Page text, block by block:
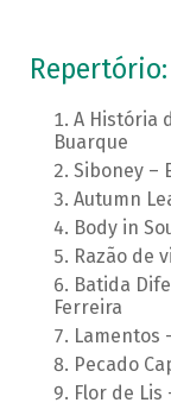
Repertório:
A História
Buarque
Siboney –
Autumn
Body in
Razão de
Batida
Ferreira
Lamentos
Pecado
Flor de Lis